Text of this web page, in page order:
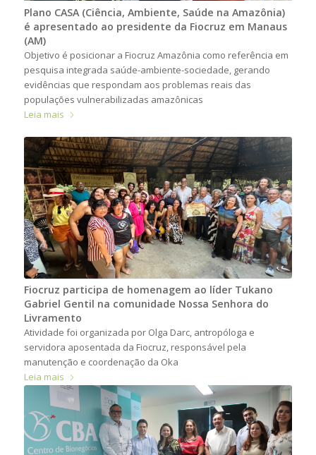
Plano CASA (Ciência, Ambiente, Saúde na Amazônia)
é apresentado ao presidente da Fiocruz em Manaus
(AM)
Objetivo é posicionar a Fiocruz Amazônia como referência em
pesquisa integrada saúde-ambiente-sociedade, gerando
evidências que respondam aos problemas reais das
populações vulnerabilizadas amazônicas
Leia mais
Fiocruz participa de homenagem ao líder Tukano
Gabriel Gentil na comunidade Nossa Senhora do
Livramento
Atividade foi organizada por Olga Darc, antropóloga e
servidora aposentada da Fiocruz, responsável pela
manutenção e coordenação da Oka
Leia mais